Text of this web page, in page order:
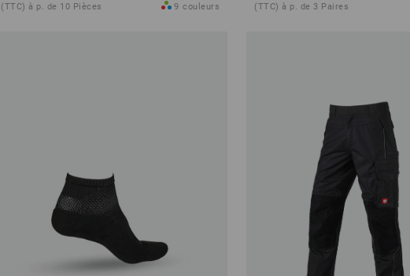
(TTC) à p. de 10 Pièces 9 couleurs (TTC) à p. de 3 Paires